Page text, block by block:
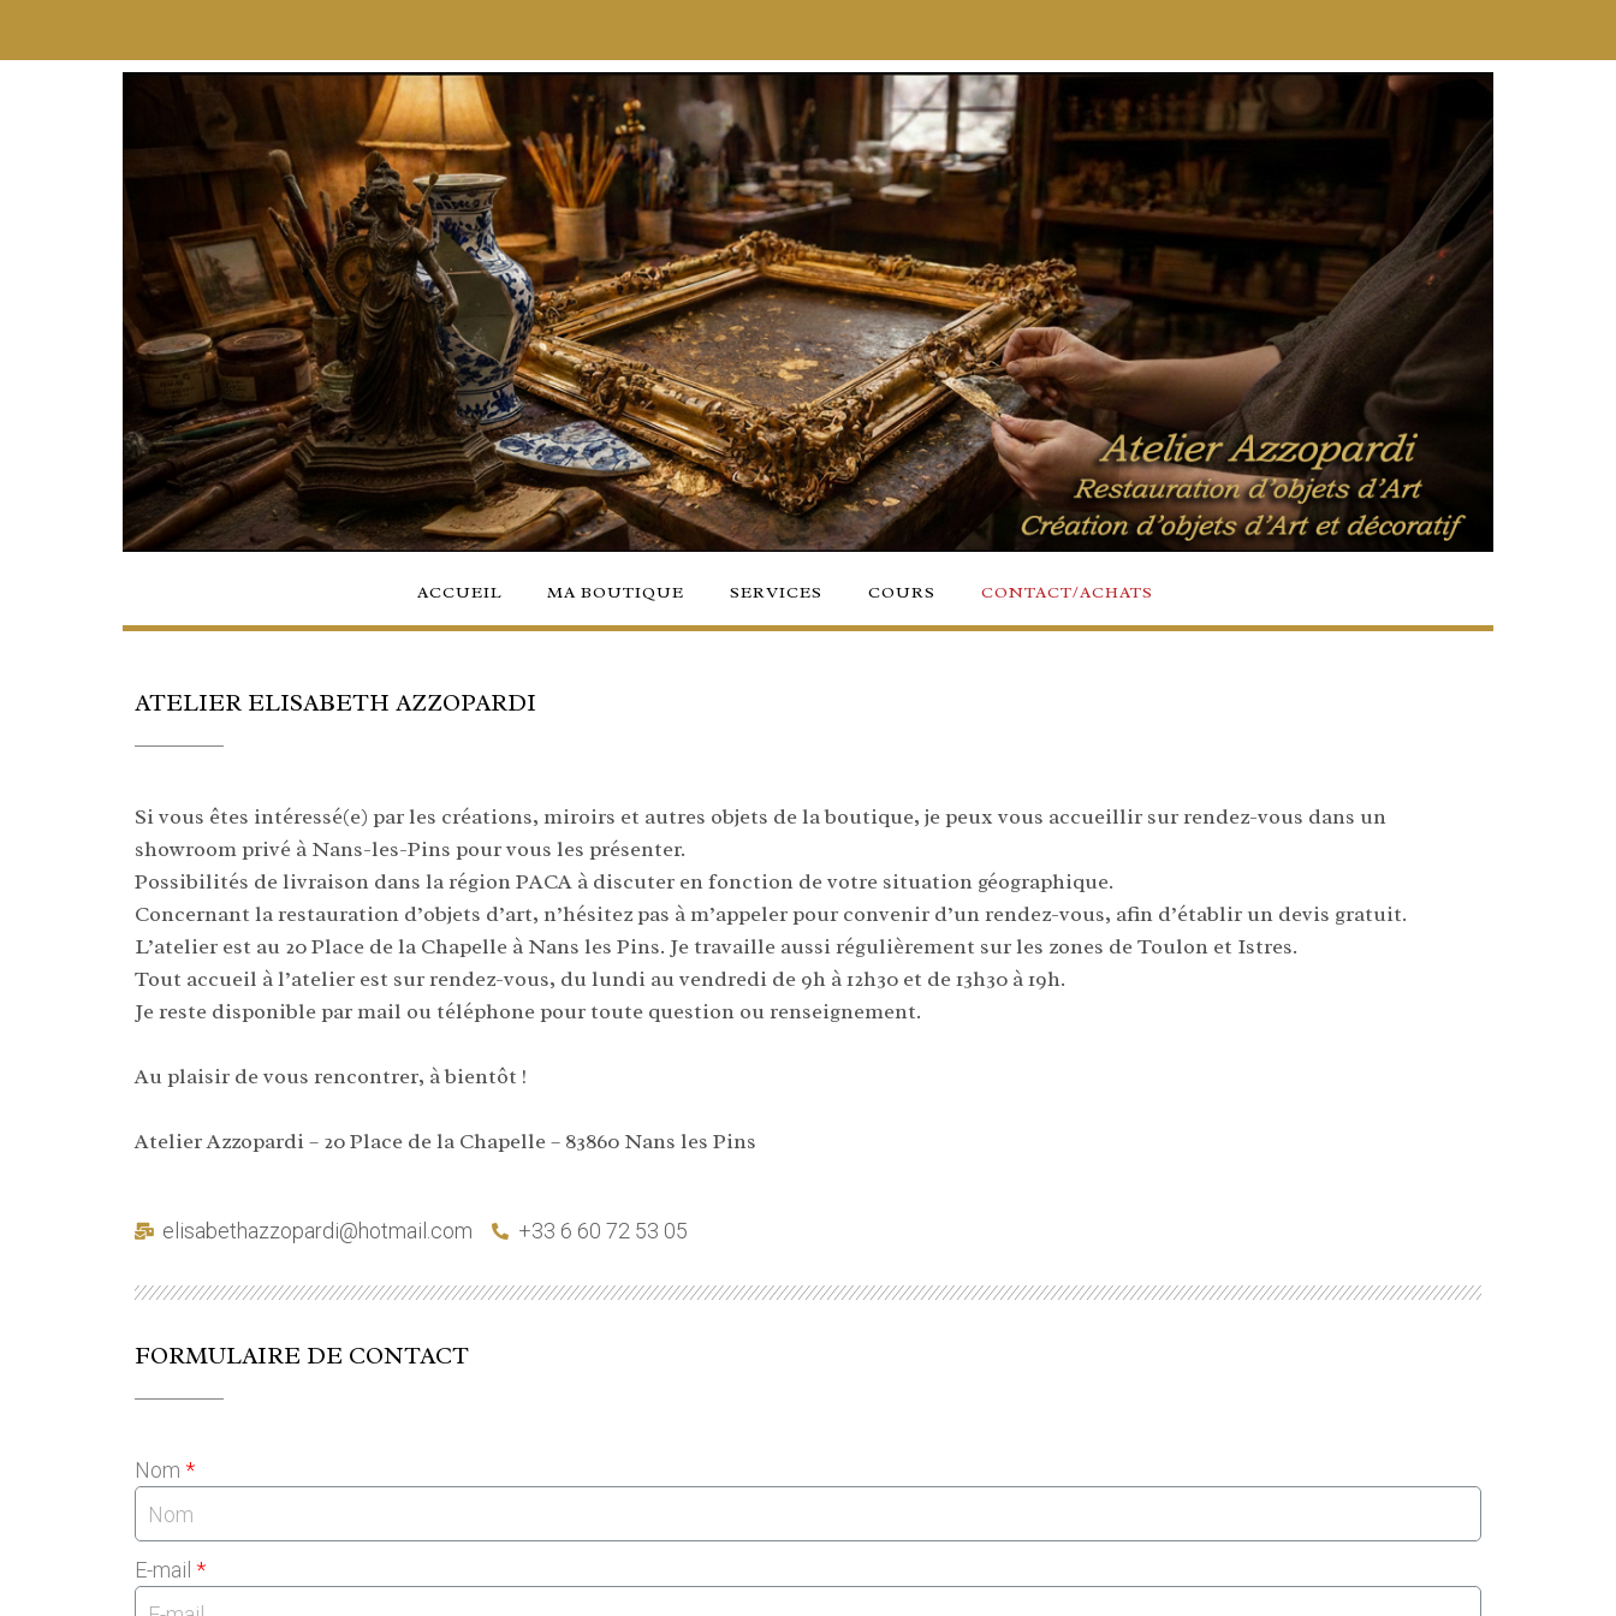
ACCUEIL MA BOUTIQUE SERVICES COURS CONTACT/ACHATS
ATELIER ELISABETH AZZOPARDI
Si vous êtes intéressé(e) par les créations, miroirs et autres objets de la boutique, je peux vous accueillir sur rendez-vous dans un
showroom privé à Nans-les-Pins pour vous les présenter.
Possibilités de livraison dans la région PACA à discuter en fonction de votre situation géographique.
Concernant la restauration d’objets d’art, n’hésitez pas à m’appeler pour convenir d’un rendez-vous, afin d’établir un devis gratuit.
L’atelier est au 20 Place de la Chapelle à Nans les Pins. Je travaille aussi régulièrement sur les zones de Toulon et Istres.
Tout accueil à l’atelier est sur rendez-vous, du lundi au vendredi de 9h à 12h30 et de 13h30 à 19h.
Je reste disponible par mail ou téléphone pour toute question ou renseignement.
Au plaisir de vous rencontrer, à bientôt !
Atelier Azzopardi – 20 Place de la Chapelle – 83860 Nans les Pins
elisabethazzopardi@hotmail.com +33 6 60 72 53 05
FORMULAIRE DE CONTACT
Nom
E-mail